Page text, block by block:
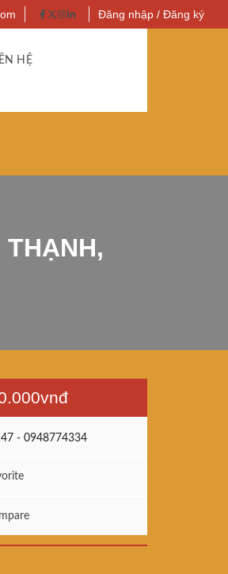
Đăng nhập / Đăng ký
HỆ
- 0948774334